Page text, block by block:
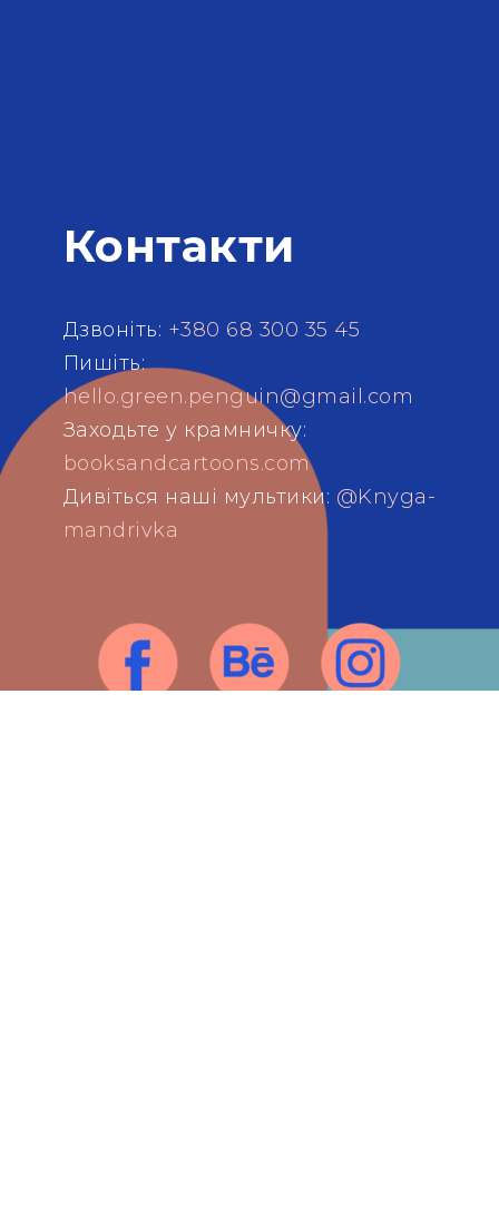
Контакти
Дзвоніть: +380 68 300 35 45
Пишіть:
hello.green.penguin@gmail.com
Заходьте у крамничку:
booksandcartoons.com
Дивіться наші мультики: @Knyga-
mandrivka